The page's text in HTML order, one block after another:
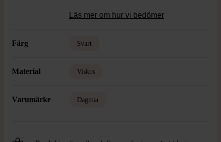
Läs mer om hur vi bedömer
Färg Svart
Material Viskos
Varumärke Dagmar